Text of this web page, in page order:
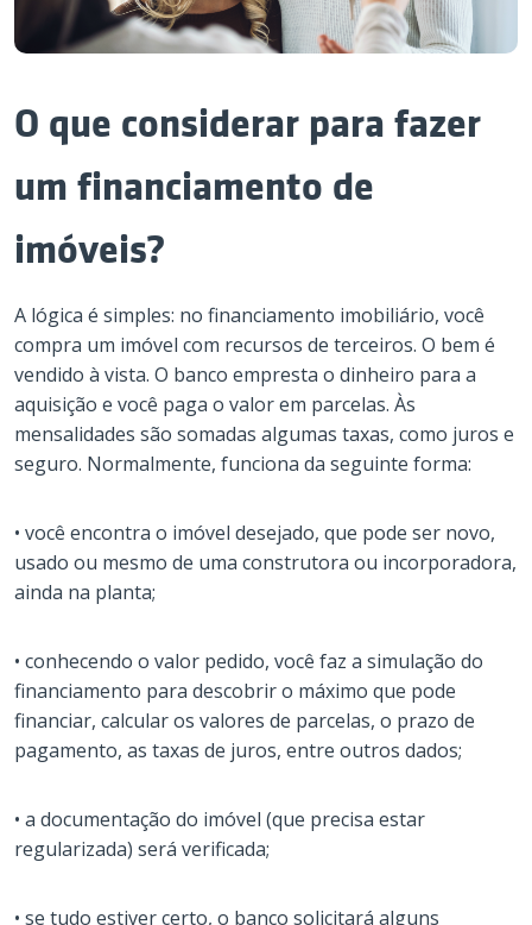
O que considerar para fazer
um financiamento de
imóveis?
A lógica é simples: no financiamento imobiliário, você
compra um imóvel com recursos de terceiros. O bem é
vendido à vista. O banco empresta o dinheiro para a
aquisição e você paga o valor em parcelas. Às
mensalidades são somadas algumas taxas, como juros e
seguro. Normalmente, funciona da seguinte forma:
• você encontra o imóvel desejado, que pode ser novo,
usado ou mesmo de uma construtora ou incorporadora,
ainda na planta;
• conhecendo o valor pedido, você faz a simulação do
financiamento para descobrir o máximo que pode
financiar, calcular os valores de parcelas, o prazo de
pagamento, as taxas de juros, entre outros dados;
• a documentação do imóvel (que precisa estar
regularizada) será verificada;
• se tudo estiver certo, o banco solicitará alguns